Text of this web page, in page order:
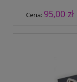
Cena: 95,00 zł